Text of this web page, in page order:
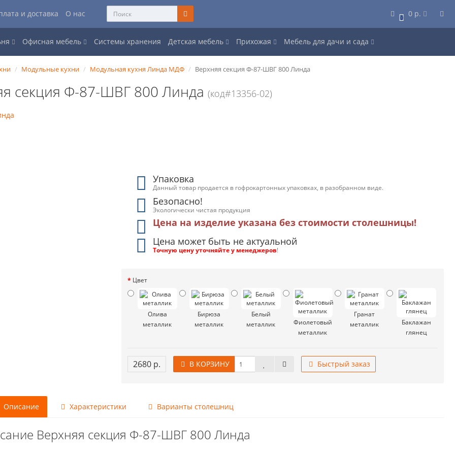
и доставка О нас 0 0 р.
Офисная мебель Системы хранения Детская мебель Прихожая Мебель для дачи и сада
Модульные кухни Модульная кухня Линда МДФ Верхняя секция Ф-87-ШВГ 800 Линда
секция Ф-87-ШВГ 800 Линда(код#13356-02)
Упаковка
Данный товар продается в гофрокартонных упаковках, в разобранном виде.
Безопасно!
Экологически чистая продукция
Цена на изделие указана без стоимости столешницы!
Цена может быть не актуальной
Точную цену уточняйте у менеджеров!
Цвет
Олива
металлик
Бирюза
металлик
Белый
металлик
Фиолетовый
металлик
Гранат
металлик
Баклажан
глянец
2680 р. В КОРЗИНУ Быстрый заказ
Описание Характеристики Варианты столешниц
Верхняя секция Ф-87-ШВГ 800 Линда